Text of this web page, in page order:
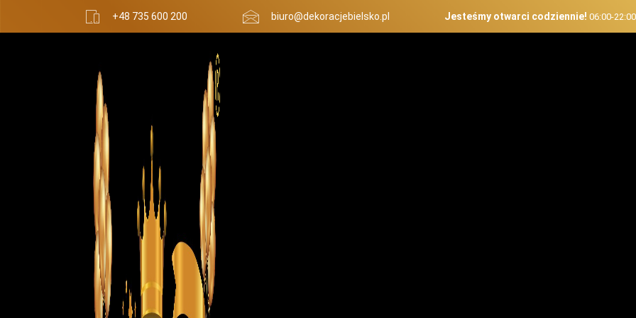
+48 735 600 200 biuro@dekoracjebielsko.pl Jesteśmy otwarci codziennie! 06:00-22:00